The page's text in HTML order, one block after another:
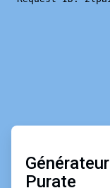
ArticleTile
Purate